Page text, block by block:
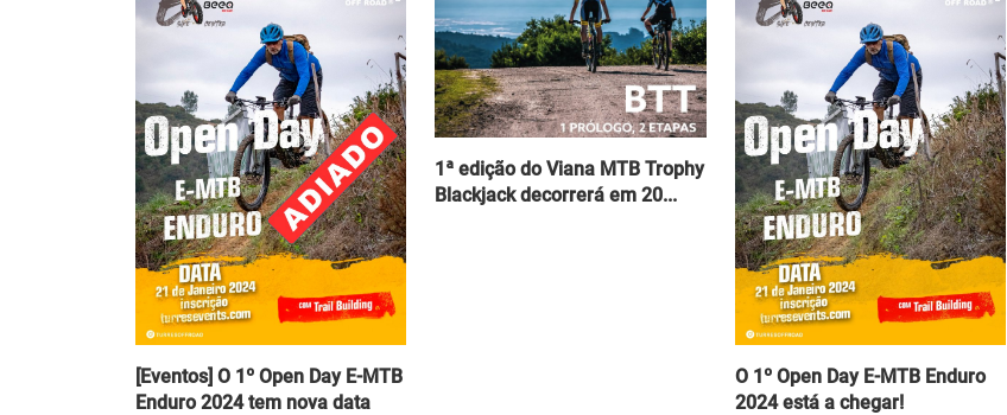
[Eventos] O 1º Open Day E-MTB
Enduro 2024 tem nova data
1ª edição do Viana MTB Trophy
Blackjack decorrerá em 20...
O 1º Open Day E-MTB Enduro
2024 está a chegar!
Notícias
[Notícias] A Lazer revela os novos
capacetes Lupo e Fin...
Luis Lusquinhos Jan 19, 2024 0 798
[Eventos] Inscrições abertas para mais
uma edição do Si...
Luis Lusquinhos Fev 10, 2024 0 1k